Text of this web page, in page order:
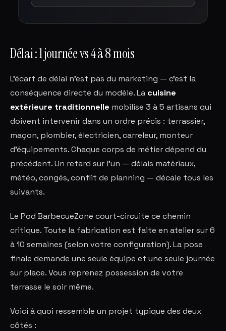
Délai : 1 journée vs 4 à 8 mois
L'écart de délai n'est pas du marketing — c'est la
conséquence directe du modèle. La cuisine
extérieure traditionnelle mobilise 3 à 5 artisans qui
doivent intervenir dans un ordre précis : terrassier,
maçon, plombier, électricien, carreleur, monteur
d'équipements. Chaque corps de métier dépend du
précédent. Un retard sur l'un — délais matériaux,
météo, congés, conflit de planning — décale tous les
suivants.
Le Pod BarbecueZone court-circuite ce chemin
critique. Toute la fabrication est faite en atelier sur 6
à 10 semaines (selon votre configuration). La pose
finale demande une seule équipe et une seule journée
sur place. Vous reprenez possession de votre
terrasse le soir même.
Voici à quoi ressemble un projet typique des deux
côtés :